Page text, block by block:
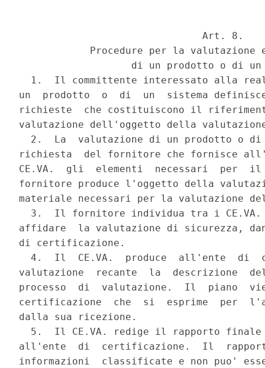
                               Art. 8.
Procedure per la valutazione
di un prodotto o di un
1.  Il committente interessato alla
un  prodotto  o  di  un  sistema
richieste  che costituiscono il
valutazione dell'oggetto della
2.  La  valutazione di un prodotto o
richiesta  del fornitore che fornisce
CE.VA.  gli  elementi  necessari
fornitore produce l'oggetto della
materiale necessari per la valutazione
3.  Il fornitore individua tra i
affidare  la valutazione di sicurezza,
di certificazione.
4.  Il  CE.VA.  produce  all'ente  di
valutazione  recante  la  descrizione
processo  di  valutazione.  Il  piano
certificazione  che  si  esprime  per
dalla sua ricezione.
5.  Il CE.VA. redige il rapporto
all'ente  di  certificazione.  Il  rapporto
informazioni  classificate e non puo'